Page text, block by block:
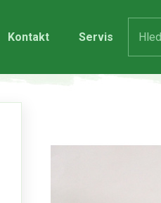
Kontakt Servis